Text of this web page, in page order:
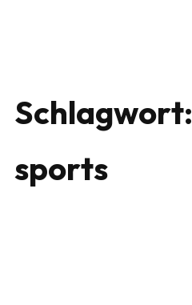
Schlagwort:
sports